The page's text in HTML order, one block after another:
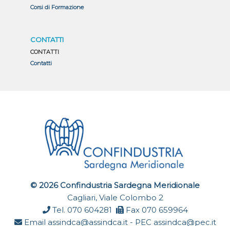
Corsi di Formazione
CONTATTI
CONTATTI
Contatti
© 2026 Confindustria Sardegna Meridionale
Cagliari, Viale Colombo 2
Tel. 070 604281
Fax 070 659964
Email assindca@assindca.it- PEC assindca@pec.it